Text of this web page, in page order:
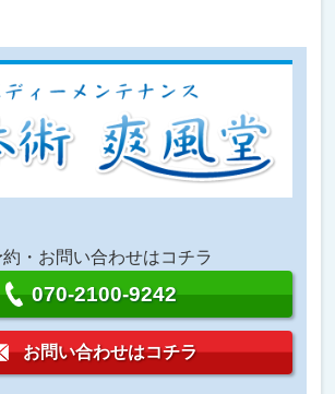
約・お問い合わせはコチラ
070-2100-9242
お問い合わせはコチラ